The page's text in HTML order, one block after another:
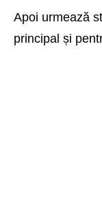
Apoi urmează
principal și